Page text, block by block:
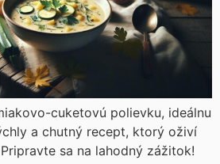
cuketovú polievku, ideálnu
a chutný recept, ktorý oživí
sa na lahodný zážitok!